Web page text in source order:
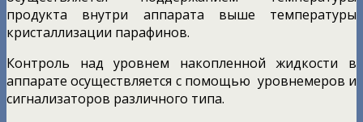
продукта внутри аппарата выше температуры
кристаллизации парафинов.
Контроль над уровнем накопленной жидкости в
аппарате осуществляется с помощью уровнемеров и
сигнализаторов различного типа.